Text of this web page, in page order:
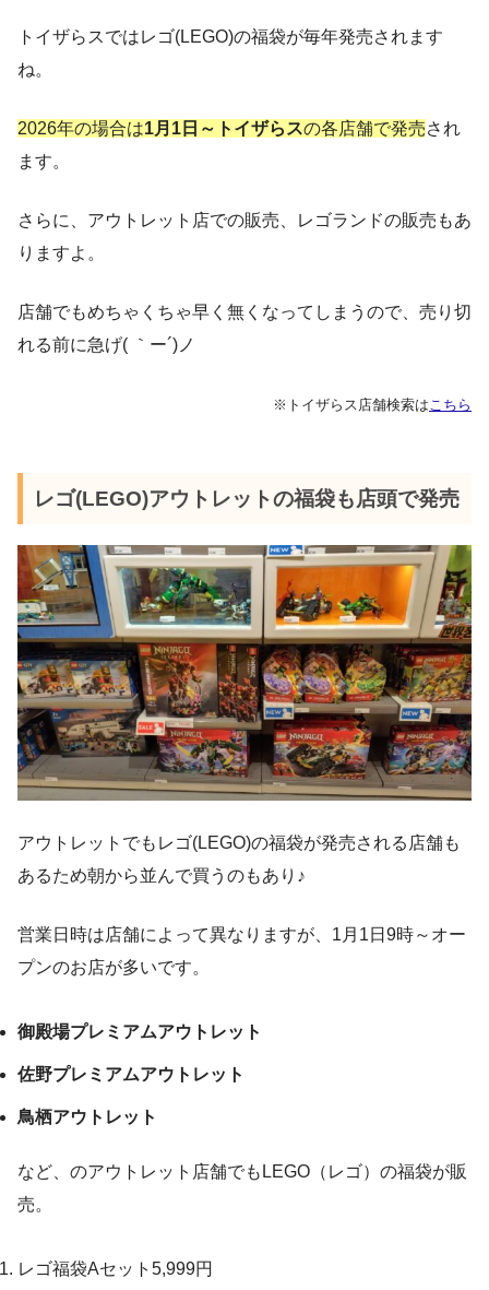
トイザらスではレゴ(LEGO)の福袋が毎年発売されます
ね。
2026年の場合は1月1日～トイザらスの各店舗で発売され
ます。
さらに、アウトレット店での販売、レゴランドの販売もあ
りますよ。
店舗でもめちゃくちゃ早く無くなってしまうので、売り切
れる前に急げ( ｀ー´)ノ
※トイザらス店舗検索はこちら
レゴ(LEGO)アウトレットの福袋も店頭で発売
アウトレットでもレゴ(LEGO)の福袋が発売される店舗も
あるため朝から並んで買うのもあり♪
営業日時は店舗によって異なりますが、1月1日9時～オー
プンのお店が多いです。
御殿場プレミアムアウトレット
佐野プレミアムアウトレット
鳥栖アウトレット
など、のアウトレット店舗でもLEGO（レゴ）の福袋が販
売。
レゴ福袋Aセット5,999円